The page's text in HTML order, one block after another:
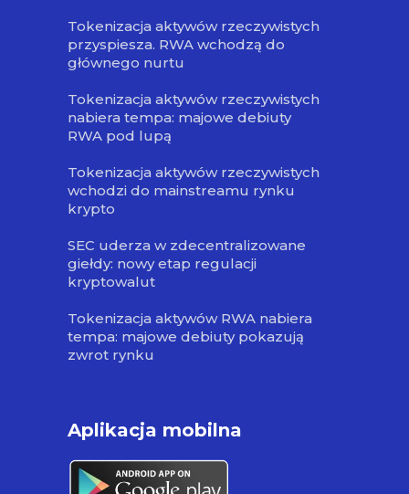
Tokenizacja aktywów rzeczywistych
przyspiesza. RWA wchodzą do
głównego nurtu
Tokenizacja aktywów rzeczywistych
nabiera tempa: majowe debiuty
RWA pod lupą
Tokenizacja aktywów rzeczywistych
wchodzi do mainstreamu rynku
krypto
SEC uderza w zdecentralizowane
giełdy: nowy etap regulacji
kryptowalut
Tokenizacja aktywów RWA nabiera
tempa: majowe debiuty pokazują
zwrot rynku
Aplikacja mobilna